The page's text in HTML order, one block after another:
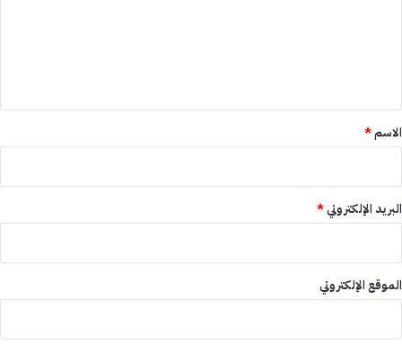
*
الاسم*
البريد الإلكتروني*
الموقع الإلكتروني